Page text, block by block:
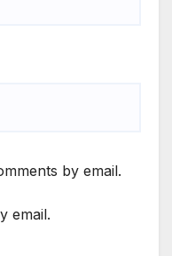
by email.
email.